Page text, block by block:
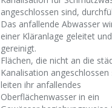
angeschlossen sind,
Das anfallende Abwasser
einer Kläranlage geleitet
gereinigt.
Flächen, die nicht an die
Kanalisation angeschlossen
leiten ihr anfallendes
Oberflächenwasser in ein